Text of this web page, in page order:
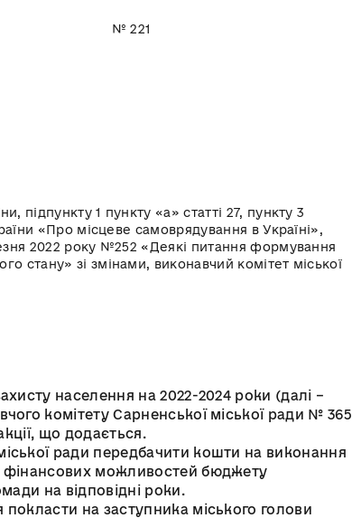
№ 221
підпункту 1 пункту «а» статті 27, пункту 3
«Про місцеве самоврядування в Україні»,
2022 року №252 «Деякі питання формування
стану» зі змінами, виконавчий комітет міської
населення на 2022-2024 роки (далі –
комітету Сарненської міської ради № 365
що додається.
ради передбачити кошти на виконання
можливостей бюджету
на відповідні роки.
на заступника міського голови